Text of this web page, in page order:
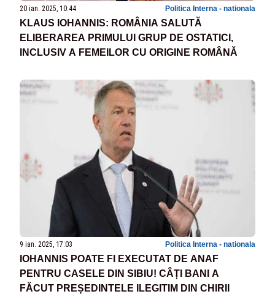
20 ian. 2025, 10:44 Politica Interna - nationala
KLAUS IOHANNIS: ROMÂNIA SALUTĂ
ELIBERAREA PRIMULUI GRUP DE OSTATICI,
INCLUSIV A FEMEILOR CU ORIGINE ROMÂNĂ
9 ian. 2025, 17:03 Politica Interna - nationala
IOHANNIS POATE FI EXECUTAT DE ANAF
PENTRU CASELE DIN SIBIU! CÂȚI BANI A
FĂCUT PREȘEDINTELE ILEGITIM DIN CHIRII